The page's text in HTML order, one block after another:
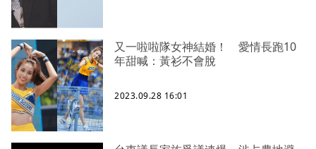
又一啦啦隊女神結婚！ 愛情長跑10
年甜喊：黃衫不會脫
2023.09.28 16:01